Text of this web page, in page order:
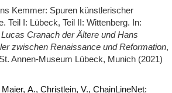
Kemmer: Spuren künstlerischer
Teil I: Lübeck, Teil II: Wittenberg. In:
Lucas Cranach der Ältere und Hans
zwischen Renaissance und Reformation,
Annen-Museum Lübeck, Munich (2021)
A., Christlein, V., ChainLineNet: